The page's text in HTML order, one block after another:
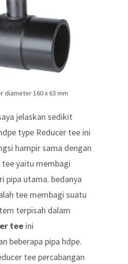
diameter 160 x 63 mm
jelaskan sedikit
type Reducer tee ini
hampir sama dengan
tee yaitu membagi
pipa utama. bedanya
tee membagi suatu
terpisah dalam
tee ini
beberapa pipa hdpe.
tee percabangan